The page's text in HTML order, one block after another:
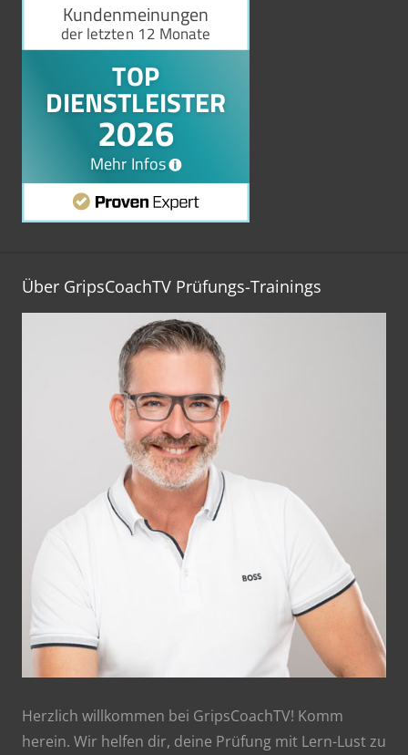
Über GripsCoachTV Prüfungs-Trainings
Herzlich willkommen bei GripsCoachTV! Komm
herein. Wir helfen dir, deine Prüfung mit Lern-Lust zu